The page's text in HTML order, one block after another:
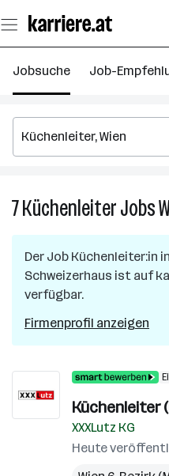
Seiteninhalt
springen
Jobsuche Job-
7KüchenleiterJobs
Der Job Küchenleiter:in in
Schweizerhaus ist auf
verfügbar.
Firmenprofil anzeigen
Küchenleiter
XXXLutz KG
Heute